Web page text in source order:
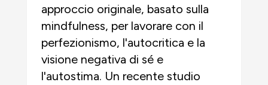
approccio originale, basato sulla
mindfulness, per lavorare con il
perfezionismo, l'autocritica e la
visione negativa di sé e
l'autostima. Un recente studio